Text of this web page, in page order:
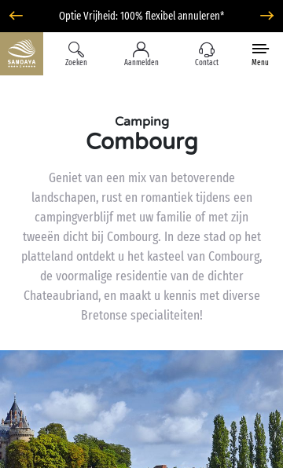
Optie Vrijheid: 100% flexibel annuleren*
Zoeken Aanmelden Contact Menu
Camping
Combourg
Geniet van een mix van betoverende
landschapen, rust en romantiek tijdens een
campingverblijf met uw familie of met zijn
tweeën dicht bij Combourg. In deze stad op het
platteland ontdekt u het kasteel van Combourg,
de voormalige residentie van de dichter
Chateaubriand, en maakt u kennis met diverse
Bretonse specialiteiten!